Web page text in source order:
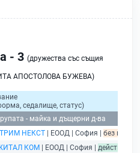
- 3 (дружества със същия
АПОСТОЛОВА БУЖЕВА)
седалище, статус)
- майка и дъщерни д-ва
НЕКСТ | ЕООД | София | без
КОМ | ЕООД | София | действащ